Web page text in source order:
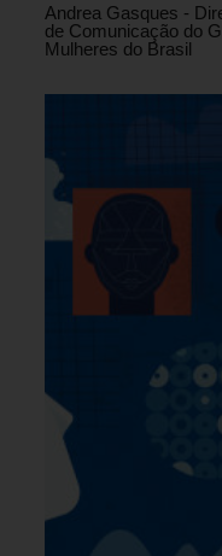
Andrea Gasques -
de Comunicação do
Mulheres do Brasil